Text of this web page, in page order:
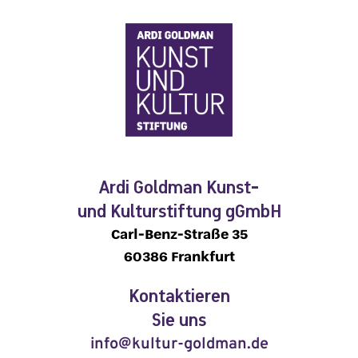
Ardi Goldman Kunst-
und Kulturstiftung gGmbH
Carl-Benz-Straße 35
60386 Frankfurt
Kontaktieren
Sie uns
info@kultur-goldman.de